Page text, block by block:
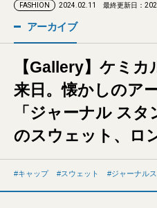
FASHION 2024.02.11 最終更新日：
アーカイブ
【Gallery】ケミ
来日。懐かしのア
「ジャーナル ス
のスウェット、ロ
キャップ スウェット ジャーナル